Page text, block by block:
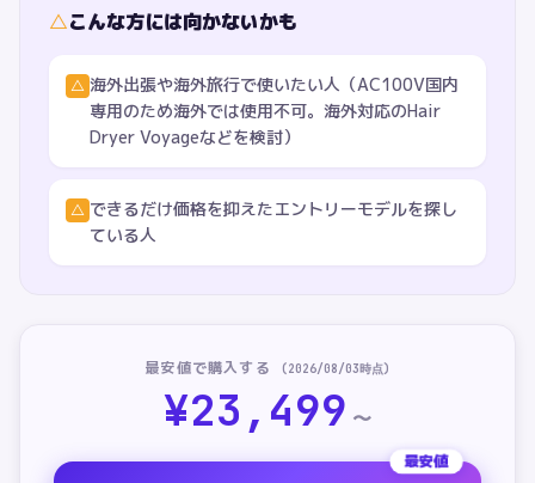
△こんな方には向かないかも
△ 海外出張や海外旅行で使いたい人（AC100V国内
専用のため海外では使用不可。海外対応のHair
Dryer Voyageなどを検討）
△ できるだけ価格を抑えたエントリーモデルを探し
ている人
最安値で購入する (2026/08/03時点)
¥23,499 〜
最安値